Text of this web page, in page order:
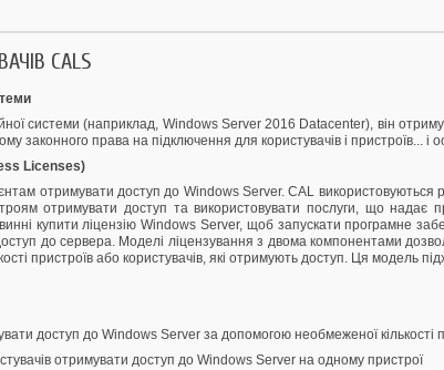
CALS
системи (наприклад, Windows Server 2016 Datacenter), він
законного права на підключення для користувачів і пристроїв... і
Licenses)
отримувати доступ до Windows Server. CAL
отримувати доступ та використовувати послуги, що надає
купити ліцензію Windows Server, щоб запускати програмне
до сервера. Моделі ліцензування з двома компонентами
пристроїв або користувачів, які отримують доступ. Ця модель
доступ до Windows Server за допомогою необмеженої кількості
отримувати доступ до Windows Server на одному пристрої